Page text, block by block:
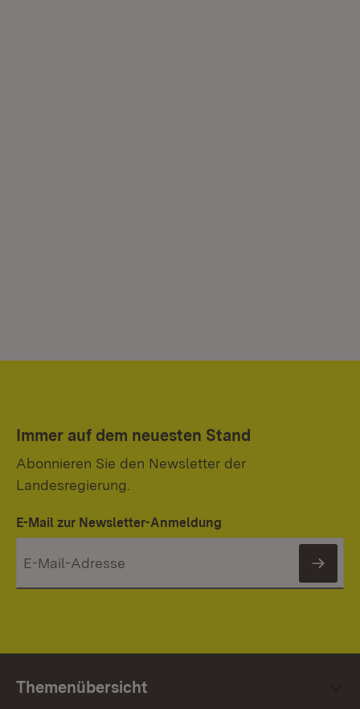
Immer auf dem neuesten Stand
Abonnieren Sie den Newsletter der
Landesregierung.
E-Mail zur Newsletter-Anmeldung
Themenübersicht